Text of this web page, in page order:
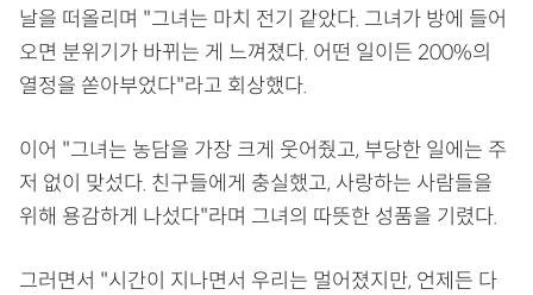
날을 떠올리며 "그녀는 마치 전기 같았다. 그녀가 방에 들어
오면 분위기가 바뀌는 게 느껴졌다. 어떤 일이든 200%의
열정을 쏟아부었다"라고 회상했다.
이어 "그녀는 농담을 가장 크게 웃어줬고, 부당한 일에는 주
저 없이 맞섰다. 친구들에게 충실했고, 사랑하는 사람들을
위해 용감하게 나섰다"라며 그녀의 따뜻한 성품을 기렸다.
그러면서 "시간이 지나면서 우리는 멀어졌지만, 언제든 다